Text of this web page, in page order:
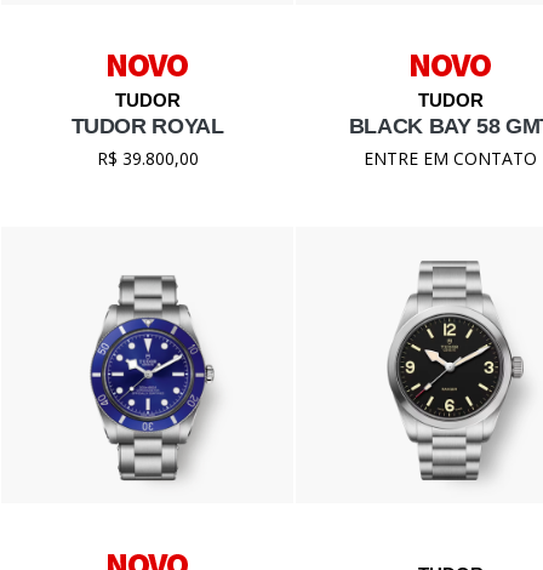
TUDOR ROYAL
R$ 39.800,00
BLACK BAY 58
ENTRE EM CONTATO